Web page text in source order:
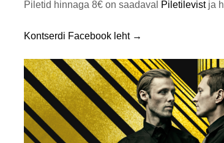
Piletid hinnaga 8€ on saadaval
Piletilevistja
Kontserdi Facebook leht →